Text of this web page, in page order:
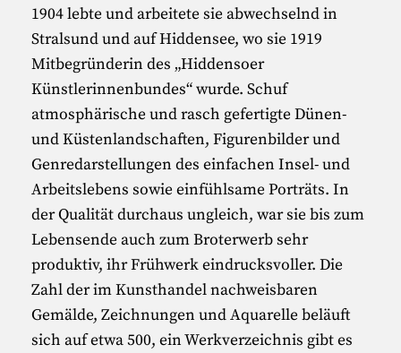
1904 lebte und arbeitete sie abwechselnd in
Stralsund und auf Hiddensee, wo sie 1919
Mitbegründerin des „Hiddensoer
Künstlerinnenbundes“ wurde. Schuf
atmosphärische und rasch gefertigte Dünen-
und Küstenlandschaften, Figurenbilder und
Genredarstellungen des einfachen Insel- und
Arbeitslebens sowie einfühlsame Porträts. In
der Qualität durchaus ungleich, war sie bis zum
Lebensende auch zum Broterwerb sehr
produktiv, ihr Frühwerk eindrucksvoller. Die
Zahl der im Kunsthandel nachweisbaren
Gemälde, Zeichnungen und Aquarelle beläuft
sich auf etwa 500, ein Werkverzeichnis gibt es